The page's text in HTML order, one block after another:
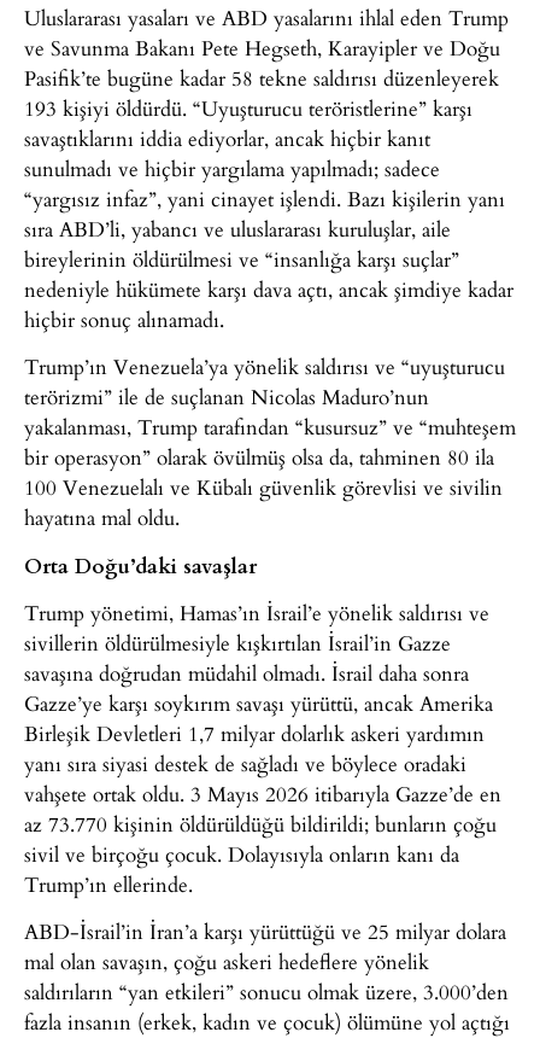
Uluslararası yasaları ve ABD yasalarını ihlal eden Trump
ve Savunma Bakanı Pete Hegseth, Karayipler ve Doğu
Pasifik’te bugüne kadar 58 tekne saldırısı düzenleyerek
193 kişiyi öldürdü. “Uyuşturucu teröristlerine” karşı
savaştıklarını iddia ediyorlar, ancak hiçbir kanıt
sunulmadı ve hiçbir yargılama yapılmadı; sadece
“yargısız infaz”, yani cinayet işlendi. Bazı kişilerin yanı
sıra ABD’li, yabancı ve uluslararası kuruluşlar, aile
bireylerinin öldürülmesi ve “insanlığa karşı suçlar”
nedeniyle hükümete karşı dava açtı, ancak şimdiye kadar
hiçbir sonuç alınamadı.
Trump’ın Venezuela’ya yönelik saldırısı ve “uyuşturucu
terörizmi” ile de suçlanan Nicolas Maduro’nun
yakalanması, Trump tarafından “kusursuz” ve “muhteşem
bir operasyon” olarak övülmüş olsa da, tahminen 80 ila
100 Venezuelalı ve Kübalı güvenlik görevlisi ve sivilin
hayatına mal oldu.
Orta Doğu’daki savaşlar
Trump yönetimi, Hamas’ın İsrail’e yönelik saldırısı ve
sivillerin öldürülmesiyle kışkırtılan İsrail’in Gazze
savaşına doğrudan müdahil olmadı. İsrail daha sonra
Gazze’ye karşı soykırım savaşı yürüttü, ancak Amerika
Birleşik Devletleri 1,7 milyar dolarlık askeri yardımın
yanı sıra siyasi destek de sağladı ve böylece oradaki
vahşete ortak oldu. 3 Mayıs 2026 itibarıyla Gazze’de en
az 73.770 kişinin öldürüldüğü bildirildi; bunların çoğu
sivil ve birçoğu çocuk. Dolayısıyla onların kanı da
Trump’ın ellerinde.
ABD-İsrail’in İran’a karşı yürüttüğü ve 25 milyar dolara
mal olan savaşın, çoğu askeri hedeflere yönelik
saldırıların “yan etkileri” sonucu olmak üzere, 3.000’den
fazla insanın (erkek, kadın ve çocuk) ölümüne yol açtığı